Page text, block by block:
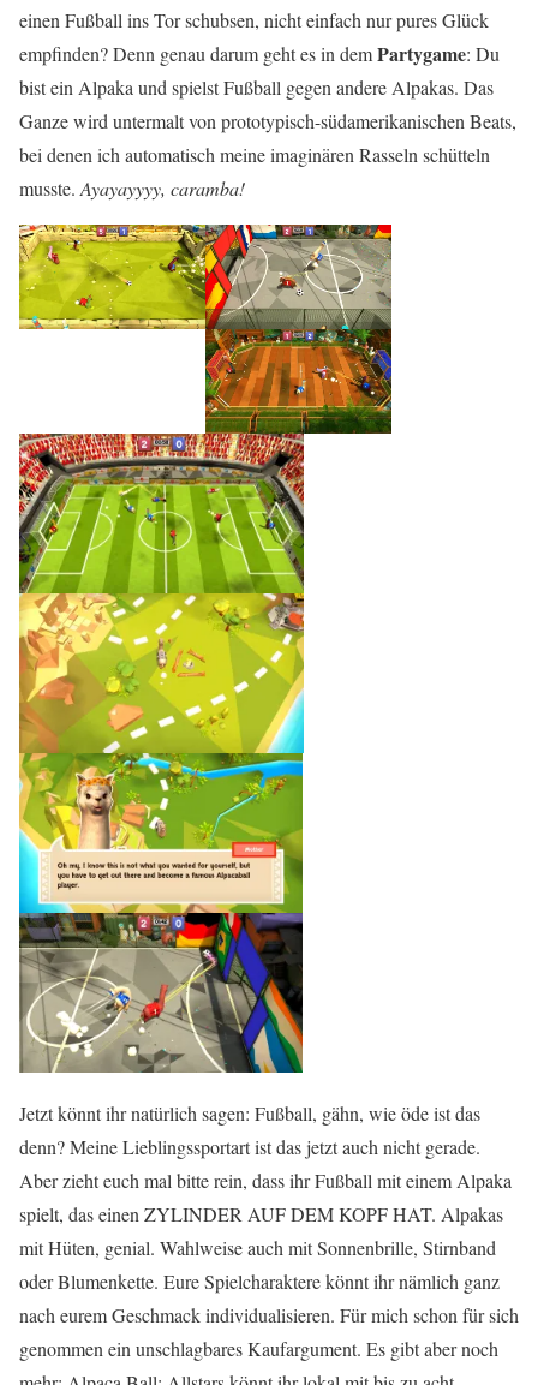
einen Fußball ins Tor schubsen, nicht einfach nur pures Glück
empfinden? Denn genau darum geht es in demPartygame: Du
bist ein Alpaka und spielst Fußball gegen andere Alpakas. Das
Ganze wird untermalt von prototypisch-südamerikanischen Beats,
bei denen ich automatisch meine imaginären Rasseln schütteln
musste. Ayayayyyy, caramba!
Jetzt könnt ihr natürlich sagen: Fußball, gähn, wie öde ist das
denn? Meine Lieblingssportart ist das jetzt auch nicht gerade.
Aber zieht euch mal bitte rein, dass ihr Fußball mit einem Alpaka
spielt, das einen ZYLINDER AUF DEM KOPF HAT. Alpakas
mit Hüten, genial. Wahlweise auch mit Sonnenbrille, Stirnband
oder Blumenkette. Eure Spielcharaktere könnt ihr nämlich ganz
nach eurem Geschmack individualisieren. Für mich schon für sich
genommen ein unschlagbares Kaufargument. Es gibt aber noch